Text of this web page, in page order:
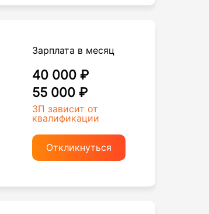
Зарплата в месяц
40 000 ₽
55 000 ₽
ЗП зависит от
квалификации
Откликнуться